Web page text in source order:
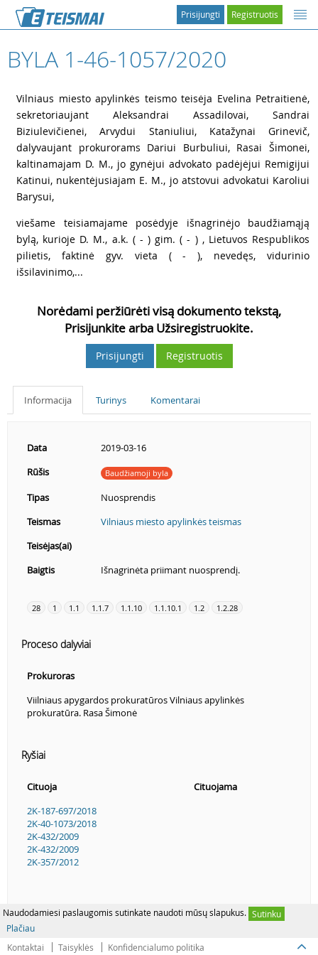
Naudodamiesi paslaugomis sutinkate naudoti mūsų slapukus. Sutinku
Plačiau
Registruotis
Prisijungti
BYLA 1-46-1057/2020
Vilniaus miesto apylinkės teismo teisėja Evelina Petraitienė,
sekretoriaujant Aleksandrai Assadilovai, Sandrai
Biziulevičienei, Arvydui Staniuliui, Katažynai Grinevič,
dalyvaujant prokurorams Dariui Burbuliui, Rasai Šimonei,
kaltinamajam D. M., jo gynėjui advokato padėjėjui Remigijui
Katinui, nukentėjusiajam E. M., jo atstovui advokatui Karoliui
Barysui,
viešame teisiamajame posėdyje išnagrinėjo baudžiamąją
bylą, kurioje D. M., a.k. ( - ) gim. ( - ) , Lietuvos Respublikos
pilietis, faktinė gyv. vieta ( - ), nevedęs, vidurinio
išsilavinimo,...
Norėdami peržiūrėti visą dokumento tekstą,
Prisijunkite arba Užsiregistruokite.
Prisijungti Registruotis
Informacija Turinys Komentarai
Data
2019-03-16
Rūšis
Baudžiamoji byla
Tipas
Nuosprendis
Teismas
Vilniaus miesto apylinkės teismas
Teisėjas(ai)
Baigtis
Išnagrinėta priimant nuosprendį.
28 1 1.1 1.1.7 1.1.10 1.1.10.1 1.2 1.2.28
Proceso dalyviai
Prokuroras
Viilniaus apygardos prokuratūros Vilniaus apylinkės
prokuratūra. Rasa Šimonė
Ryšiai
Cituoja
Cituojama
2K-187-697/2018
2K-40-1073/2018
2K-432/2009
2K-432/2009
2K-357/2012
Kontaktai Taisyklės Konfidencialumo politika